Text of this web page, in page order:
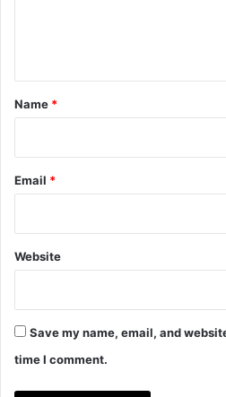
*
Name *
Email *
Website
Save my name, email, and
time I comment.